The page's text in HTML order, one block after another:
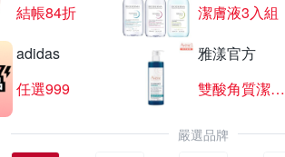
結帳84折
潔膚液3入組
adidas
任選999
雅漾官方
雙酸角質潔膚露
嚴選品牌